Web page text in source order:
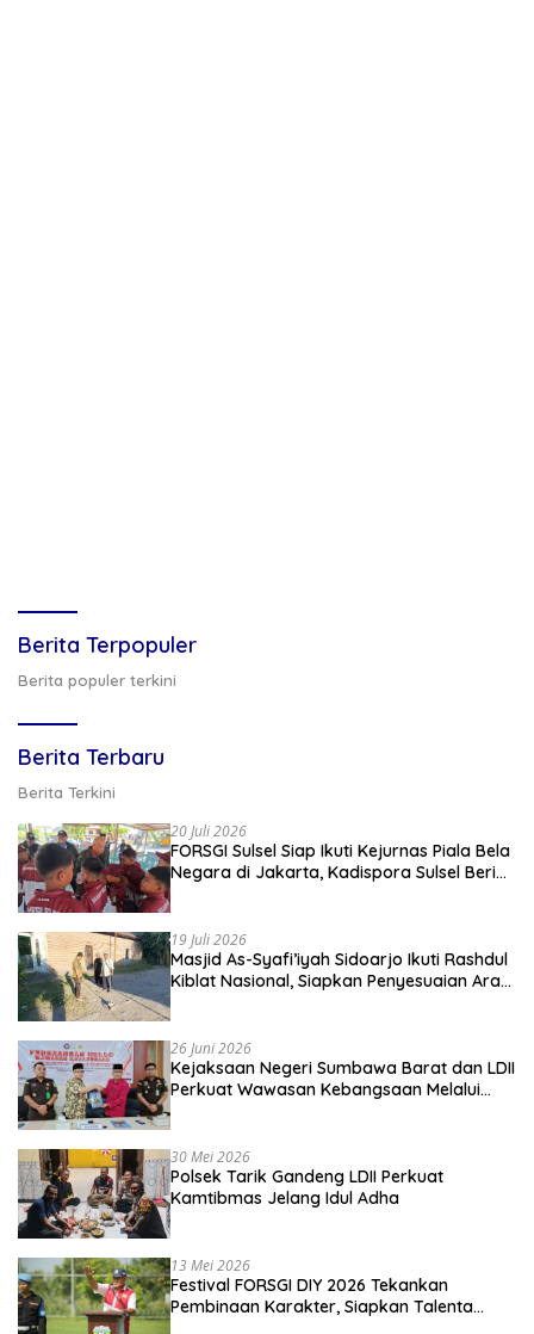
Berita Terpopuler
Berita populer terkini
Berita Terbaru
Berita Terkini
20 Juli 2026
FORSGI Sulsel Siap Ikuti Kejurnas Piala Bela
Negara di Jakarta, Kadispora Sulsel Beri
19 Juli 2026
Masjid As-Syafi’iyah Sidoarjo Ikuti Rashdul
Kiblat Nasional, Siapkan Penyesuaian Arah
26 Juni 2026
Kejaksaan Negeri Sumbawa Barat dan LDII
Perkuat Wawasan Kebangsaan Melalui
30 Mei 2026
Polsek Tarik Gandeng LDII Perkuat
Kamtibmas Jelang Idul Adha
13 Mei 2026
Festival FORSGI DIY 2026 Tekankan
Pembinaan Karakter, Siapkan Talenta